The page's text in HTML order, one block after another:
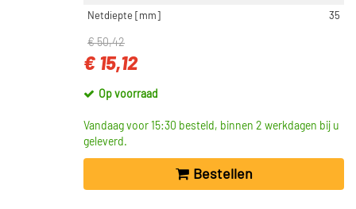
Netdiepte [mm]
35
€ 50,42
€ 15,12
Op voorraad
Vandaag voor 15:30 besteld, binnen 2 werkdagen bij u
geleverd.
Bestellen